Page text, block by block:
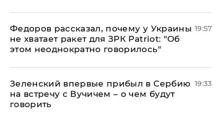
Федоров рассказал, почему у Украины
не хватает ракет для ЗРК Patriot: "Об
этом неоднократно говорилось"
19:57
Зеленский впервые прибыл в Сербию
на встречу с Вучичем – о чем будут
говорить
19:33